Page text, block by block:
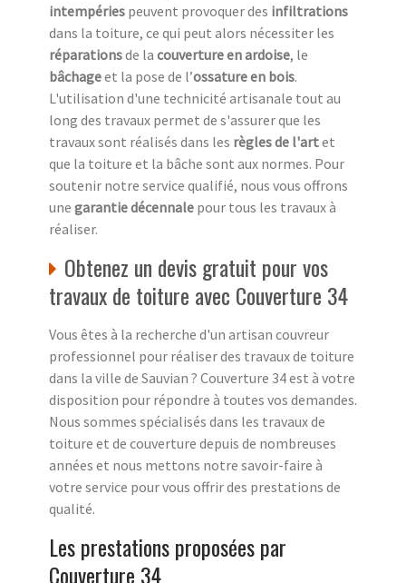
intempéries peuvent provoquer des infiltrations
dans la toiture, ce qui peut alors nécessiter les
réparationsde la couverture en ardoise, le
bâchageet la pose de l’ossature en bois.
L'utilisation d'une technicité artisanale tout au
long des travaux permet de s'assurer que les
travaux sont réalisés dans les règles de l'artet
que la toiture et la bâche sont aux normes. Pour
soutenir notre service qualifié, nous vous offrons
une garantie décennale pour tous les travaux à
réaliser.
Obtenez un devis gratuit pour vos
travaux de toiture avec Couverture 34
Vous êtes à la recherche d'un artisan couvreur
professionnel pour réaliser des travaux de toiture
dans la ville de Sauvian ? Couverture 34 est à votre
disposition pour répondre à toutes vos demandes.
Nous sommes spécialisés dans les travaux de
toiture et de couverture depuis de nombreuses
années et nous mettons notre savoir-faire à
votre service pour vous offrir des prestations de
qualité.
Les prestations proposées par
Couverture 34